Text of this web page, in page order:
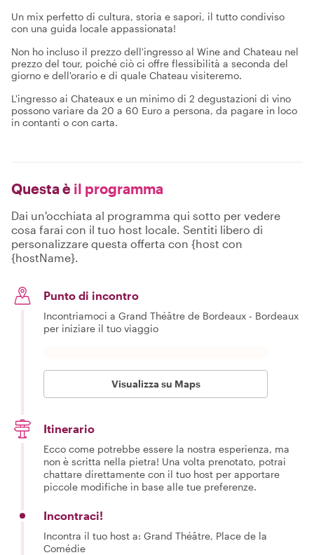
Un mix perfetto di cultura, storia e sapori, il tutto condiviso
con una guida locale appassionata!
Non ho incluso il prezzo dell'ingresso al Wine and Chateau nel
prezzo del tour, poiché ciò ci offre flessibilità a seconda del
giorno e dell'orario e di quale Chateau visiteremo.
L'ingresso ai Chateaux e un minimo di 2 degustazioni di vino
possono variare da 20 a 60 Euro a persona, da pagare in loco
in contanti o con carta.
Questa è il programma
Dai un'occhiata al programma qui sotto per vedere
cosa farai con il tuo host locale. Sentiti libero di
personalizzare questa offerta con {host con
{hostName}.
Punto di incontro
Incontriamoci a Grand Théâtre de Bordeaux - Bordeaux
per iniziare il tuo viaggio
Visualizza su Maps
Itinerario
Ecco come potrebbe essere la nostra esperienza, ma
non è scritta nella pietra! Una volta prenotato, potrai
chattare direttamente con il tuo host per apportare
piccole modifiche in base alle tue preferenze.
Incontraci!
Incontra il tuo host a: Grand Théâtre, Place de la
Comédie